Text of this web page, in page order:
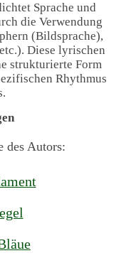
Sprache und
die Verwendung
(Bildsprache),
Diese lyrischen
strukturierte Form
Rhythmus
des Autors: